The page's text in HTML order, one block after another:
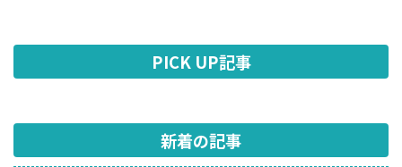
PICK UP記事
新着の記事